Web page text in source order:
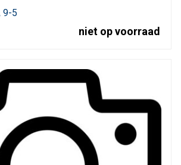
9-5
niet op voorraad